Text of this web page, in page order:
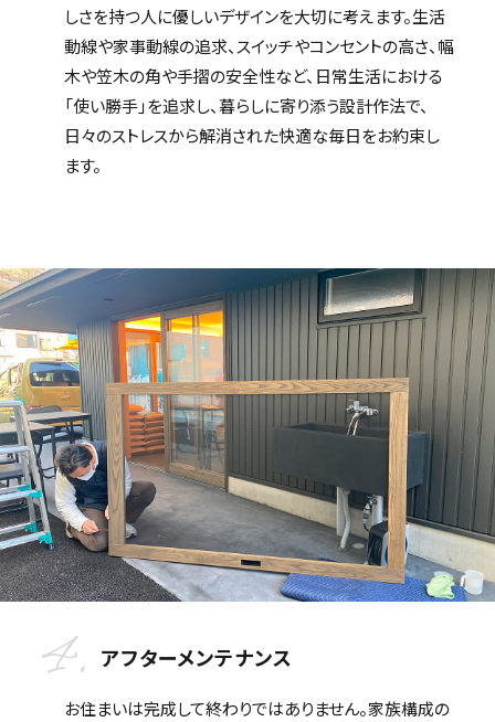
しさを持つ人に優しいデザインを大切に考えます。生活
動線や家事動線の追求、スイッチやコンセントの高さ、幅
木や笠木の角や手摺の安全性など、日常生活における
「使い勝手」を追求し、暮らしに寄り添う設計作法で、
日々のストレスから解消された快適な毎日をお約束し
ます。
4. アフターメンテナンス
お住まいは完成して終わりではありません。家族構成の